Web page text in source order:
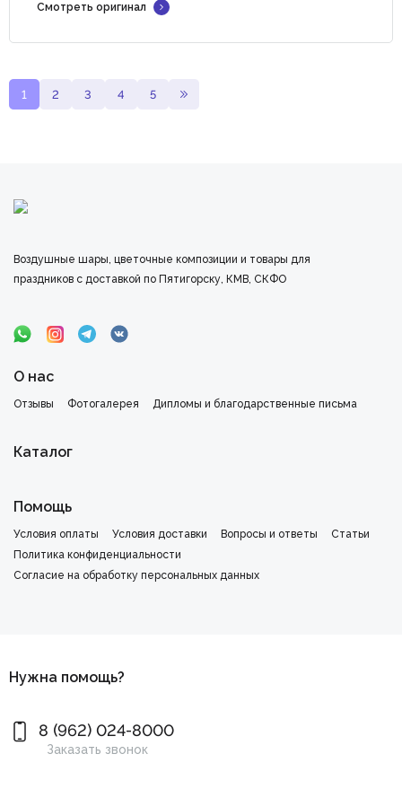
Смотреть оригинал
1 2 3 4 5
Воздушные шары, цветочные композиции и товары для
праздников с доставкой по Пятигорску, КМВ, СКФО
О нас
Отзывы Фотогалерея Дипломы и благодарственные письма
Каталог
Помощь
Условия оплаты Условия доставки Вопросы и ответы
Статьи
Политика конфиденциальности
Cогласие на обработку персональных данных
Нужна помощь?
8 (962) 024-8000
Заказать звонок